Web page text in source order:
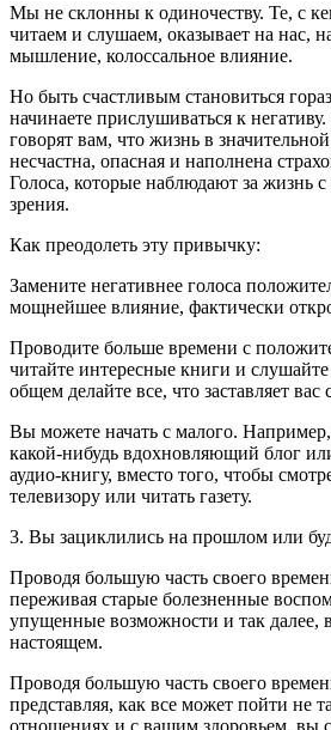
Мы не склонны к одиночеству. Те, с
читаем и слушаем, оказывает на нас,
мышление, колоссальное влияние.
Но быть счастливым становиться
начинаете прислушиваться к
говорят вам, что жизнь в
несчастна, опасная и наполнена
Голоса, которые наблюдают за жизнь
зрения.
Как преодолеть эту привычку:
Замените негативнее голоса
мощнейшее влияние, фактически
Проводите больше времени с
читайте интересные книги и
общем делайте все, что заставляет вас
Вы можете начать с малого.
какой-нибудь вдохновляющий блог
аудио-книгу, вместо того, чтобы
телевизору или читать газету.
3. Вы зациклились на прошлом или
Проводя большую часть своего
переживая старые болезненные
упущенные возможности и так далее,
настоящем.
Проводя большую часть своего
представляя, как все может пойти не
отношениях и с вашим здоровьем, вы